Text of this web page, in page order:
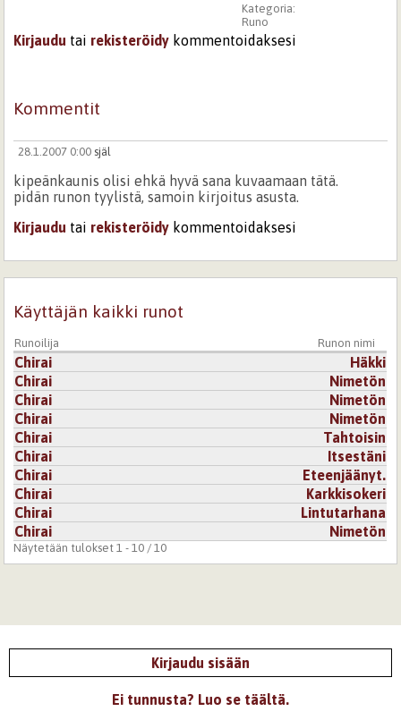
Kategoria:
Runo
Kirjaudu tai rekisteröidy kommentoidaksesi
Kommentit
28.1.2007 0:00 själ
kipeänkaunis olisi ehkä hyvä sana kuvaamaan tätä.
pidän runon tyylistä, samoin kirjoitus asusta.
Kirjaudu tai rekisteröidy kommentoidaksesi
Käyttäjän kaikki runot
Runoilija Runon nimi
Chirai
Häkki
Chirai
Nimetön
Chirai
Nimetön
Chirai
Nimetön
Chirai
Tahtoisin
Chirai
Itsestäni
Chirai
Eteenjäänyt.
Chirai
Karkkisokeri
Chirai
Lintutarhana
Chirai
Nimetön
Näytetään tulokset 1 - 10 / 10
Kirjaudu sisään
Ei tunnusta? Luo se täältä.